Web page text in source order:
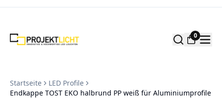
Zum Inhalt springen
0
Startseite
LED Profile
Endkappe TOST EKO halbrund PP weiß für Aluminiumprofile